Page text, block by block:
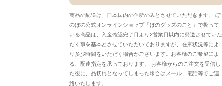
商品の配送は、日本国内の住所のみとさせていただきます。 ぼ
のぼの公式オンラインショップ「ぼのグッズのこと」で扱って
いる商品は、入金確認完了日より2営業日以内に発送させていた
だく事を基本とさせていただいておりますが、在庫状況等によ
り多少時間をいただく場合がございます。お客様のご希望によ
る、配達指定を承っております。 お客様からのご注文を受信し
た後に、品切れとなってしまった場合はメール、電話等でご連
絡いたします。